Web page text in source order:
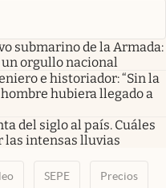
submarino de la Armada:
un orgullo nacional
e historiador: “Sin la
hubiera llegado a
del siglo al país. Cuáles
las intensas lluvias
SEPE Precios